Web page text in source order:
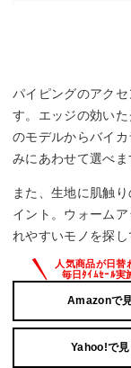
め、スポーティ
パイピングのアク
す。エッジの効い
のモデルからバイ
みにあわせて選べま
また、生地に肌触
イント。ウォーム
れやすいモノを探し
Amazonで
Yahoo!で見